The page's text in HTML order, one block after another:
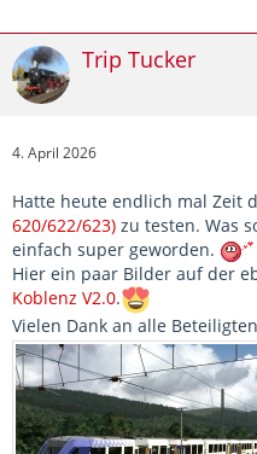
Trip Tucker
4. April 2026
Hatte heute endlich mal Zeit
620/622/623) zu testen. Was
einfach super geworden.
Hier ein paar Bilder auf der
Koblenz V2.0.
Vielen Dank an alle